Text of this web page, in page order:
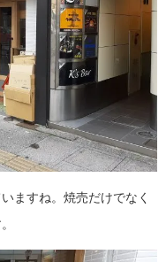
ますね。焼売だけでなく